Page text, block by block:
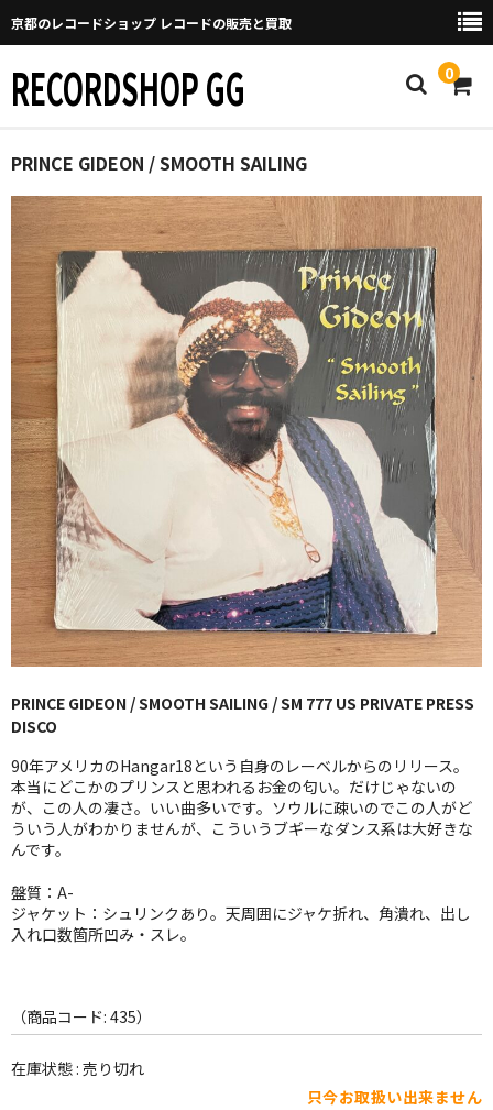
京都のレコードショップ レコードの販売と買取
RECORDSHOP GG 0
Home
マイページ
GGについて
買取について
取り置きなどについて
Categories
New Arrivals
新譜
GG RECORD （当店のレーベル）
全商品
JAZZ-US
BLUE NOTE
JAZZ-EU
JAZZ-JP
JAZZ-VOCAL
J-POP
ROCK
FOLK,SSW
その他
7INC
PRINCE GIDEON / SMOOTH SAILING
PRINCE GIDEON / SMOOTH SAILING / SM 777 US PRIVATE PRESS
DISCO
90年アメリカのHangar18という自身のレーベルからのリリース。
本当にどこかのプリンスと思われるお金の匂い。だけじゃないの
が、この人の凄さ。いい曲多いです。ソウルに疎いのでこの人がど
ういう人がわかりませんが、こういうブギーなダンス系は大好きな
んです。
盤質：A-
ジャケット：シュリンクあり。天周囲にジャケ折れ、角潰れ、出し
入れ口数箇所凹み・スレ。
（商品コード: 435）
在庫状態 : 売り切れ
只今お取扱い出来ません